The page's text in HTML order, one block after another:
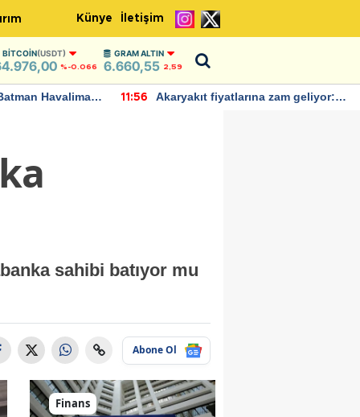
Künye İletişim
BITCOIN(USDT)
%-0.066
GRAM ALTIN
6.660,55 2,59
Havalimanı
11:56
Akaryakıt fiyatlarına zam geliyor:
sahibi batıyor mu
Abone Ol
Finans